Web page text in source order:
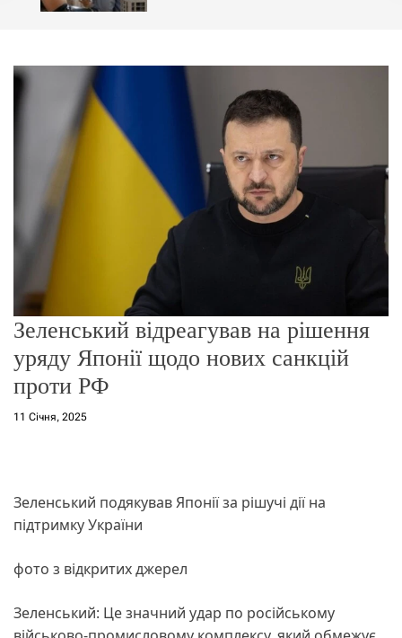
Зеленський відреагував на рішення
уряду Японії щодо нових санкцій
проти РФ
11 Січня, 2025
Зеленський подякував Японії за рішучі дії на
підтримку України
фото з відкритих джерел
Зеленський: Це значний удар по російському